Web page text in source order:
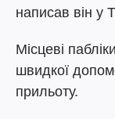
написав він у
Місцеві пабліки
швидкої
прильоту.